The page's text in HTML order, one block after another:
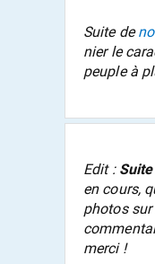
Suite de
nier le
peuple à
Edit :
en cours,
photos
merci !